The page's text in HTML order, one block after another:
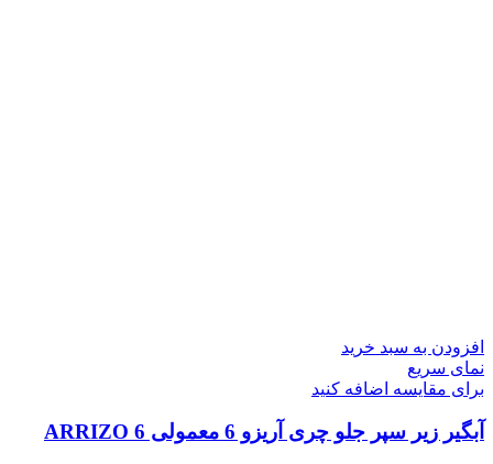
افزودن به سبد خرید
نمای سریع
برای مقایسه اضافه کنید
آبگیر زیر سپر جلو چری آریزو 6 معمولی ARRIZO 6